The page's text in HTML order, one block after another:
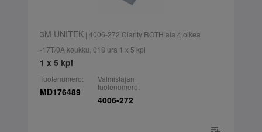
3M UNITEK| 4006-272 Clarity ROTH ala 4 oikea
-17T/0A koukku, 018 ura 1 x 5 kpl
1 x 5 kpl
Tuotenumero:
MD176489
Valmistajan
tuotenumero:
4006-272